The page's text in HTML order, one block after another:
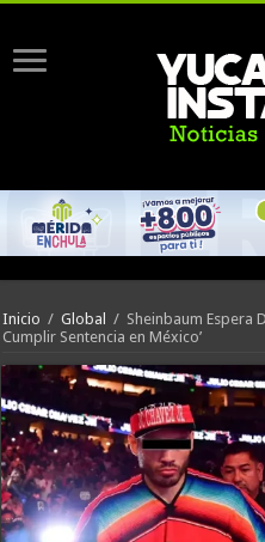
Inicio / Global / Sheinbaum Espera
Cumplir Sentencia en México’